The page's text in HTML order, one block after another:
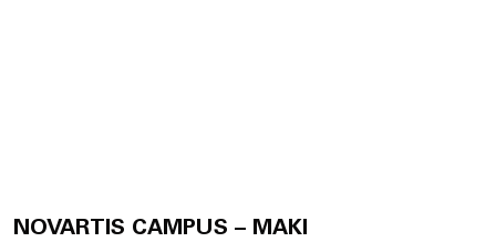
NOVARTIS CAMPUS – MAKI